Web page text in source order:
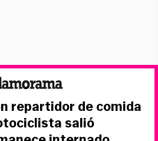
repartidor de comida
salió